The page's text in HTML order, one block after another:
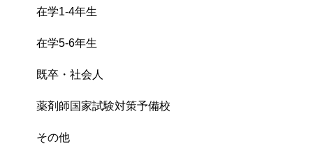
在学1-4年生
在学5-6年生
既卒・社会人
薬剤師国家試験対策予備校
その他